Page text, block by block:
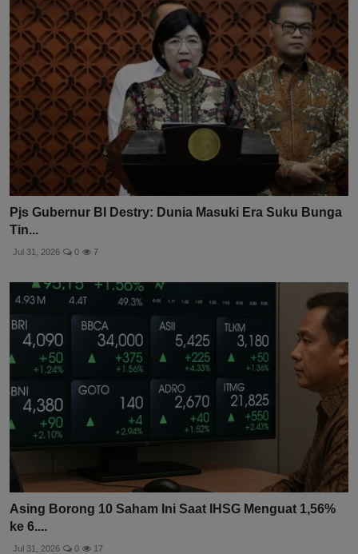
Pjs Gubernur BI Destry: Dunia Masuki Era Suku Bunga
Tin...
Jul 31, 2026 0 7
Asing Borong 10 Saham Ini Saat IHSG Menguat 1,56%
ke 6....
Jul 31, 2026 0 17